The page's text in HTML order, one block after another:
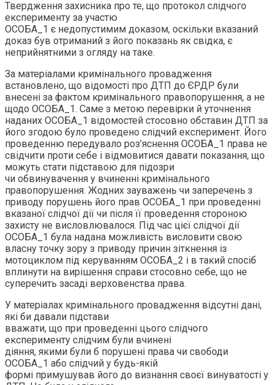
Твердження захисника про те, що протокол слідчого
експерименту за участю
ОСОБА_1 є недопустимим доказом, оскільки вказаний
доказ був отриманий з його показань як свідка, є
неприйнятними з огляду на таке.
За матеріалами кримінального провадження
встановлено, що відомості про ДТП до ЄРДР були
внесені за фактом кримінального правопорушення, а не
щодо ОСОБА_1. Саме з метою перевірки й уточнення
наданих ОСОБА_1 відомостей стосовно обставин ДТП за
його згодою було проведено слідчий експеримент. Його
проведенню передувало роз’яснення ОСОБА_1 права не
свідчити проти себе і відмовитися давати показання, що
можуть стати підставою для підозри
чи обвинувачення у вчиненні кримінального
правопорушення. Жодних зауважень чи заперечень з
приводу порушень його прав ОСОБА_1 при проведенні
вказаної слідчої дії чи після її проведення стороною
захисту не висловлювалося. Під час цієї слідчої дії
ОСОБА_1 була надана можливість висловити свою
власну точку зору з приводу причин зіткнення із
мотоциклом під керуванням ОСОБА_2 і в такий спосіб
вплинути на вирішення справи стосовно себе, що не
суперечить засаді верховенства права.
У матеріалах кримінального провадження відсутні дані,
які би давали підстави
вважати, що при проведенні цього слідчого
експерименту слідчим були вчинені
діяння, якими були б порушені права чи свободи
ОСОБА_1 або слідчий у будь-якій
формі примушував його до визнання своєї винуватості у